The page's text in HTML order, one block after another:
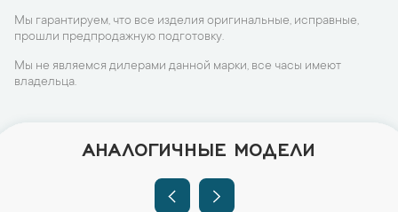
Мы гарантируем, что все изделия оригинальные, исправные,
прошли предпродажную подготовку.
Мы не являемся дилерами данной марки, все часы имеют
владельца.
АНАЛОГИЧНЫЕ МОДЕЛИ